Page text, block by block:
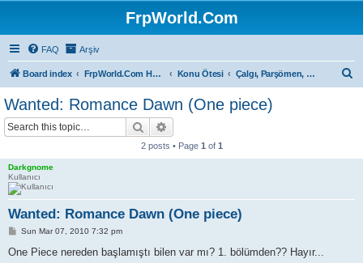
FrpWorld.Com
FAQ Arşiv
Board index FrpWorld.Com Hakkında Konu Ötesi Çalgı, Parşömen, Sahne...
Wanted: Romance Dawn (One piece)
Search
2 posts • Page 1 of 1
Darkgnome
Kullanıcı
Wanted: Romance Dawn (One piece)
P
s
Sun Mar 07, 2010 7:32 pm
One Piece nereden başlamıştı bilen var mı? 1. bölümden?? Hayır...